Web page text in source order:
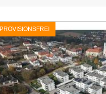
PROVISIONSFREI